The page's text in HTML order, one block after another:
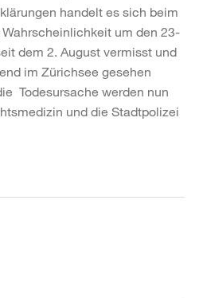
handelt es sich beim
um den 23-
dem 2. August vermisst und
im Zürichsee gesehen
Todesursache werden nun
und die Stadtpolizei